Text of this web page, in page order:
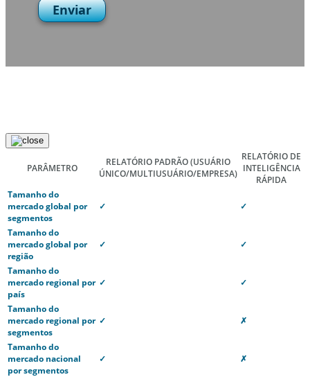
Enviar
PARÂMETRO
RELATÓRIO PADRÃO(USUÁRIO
ÚNICO/MULTIUSUÁRIO/EMPRESA)
RELATÓRIO DE
INTELIGÊNCIA
RÁPIDA
Tamanho do
mercado global por
segmentos
✓ ✓
Tamanho do
mercado global por
região
✓ ✓
Tamanho do
mercado regional por
país
✓ ✓
Tamanho do
mercado regional por
segmentos
✓ ✗
Tamanho do
mercado nacional
por segmentos
✓ ✗